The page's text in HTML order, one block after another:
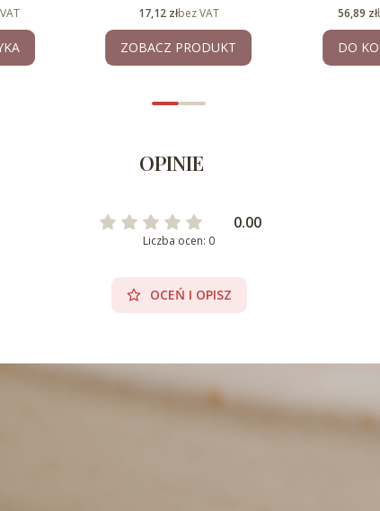
Cena
17,12 złbez VAT
ZOBACZ PRODUKT
Cena
56,89 zł
DO
OPINIE
0.00
Liczba ocen: 0
OCEŃ I OPISZ